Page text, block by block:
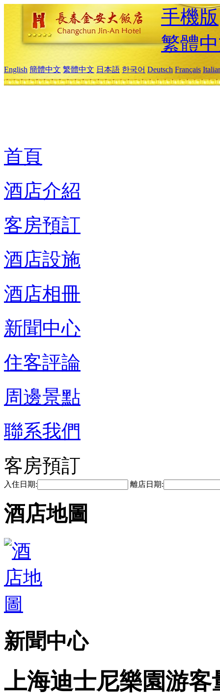
手機版
繁體
English 簡體中文 繁體中文 日本語 한국어 Deutsch Français
首頁
酒店介紹
客房預訂
酒店設施
酒店相冊
新聞中心
住客評論
周邊景點
聯系我們
客房預訂
入住日期: 離店日期:
酒店地圖
新聞中心
上海迪士尼樂園游